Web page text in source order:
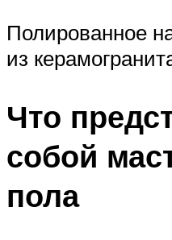
Полированное
из
Что
собой
пола